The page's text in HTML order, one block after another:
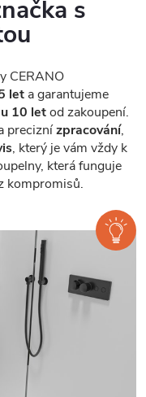
s
CERANO
let a garantujeme
10 letod zakoupení.
preciznízpracování,
, který je vám vždy k
která funguje
kompromisů.